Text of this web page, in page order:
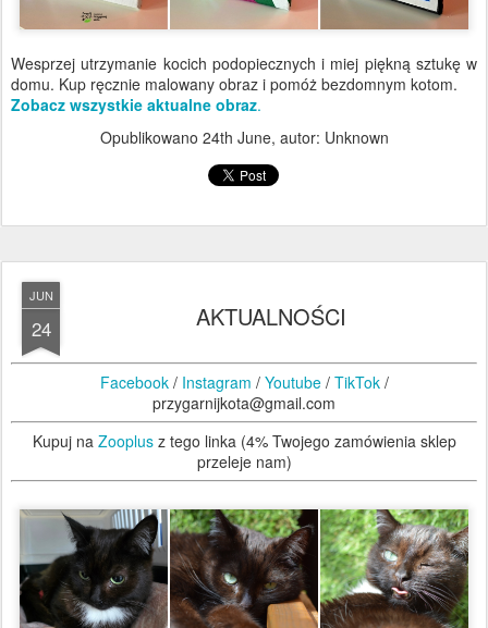
Wesprzej utrzymanie kocich podopiecznych i miej piękną sztukę w
domu. Kup ręcznie malowany obraz i pomóż bezdomnym kotom.
Zobacz wszystkie aktualne obraz.
Opublikowano 24th June, autor: Unknown
JUN
24 AKTUALNOŚCI
Facebook/ Instagram / Youtube/ TikTok/
przygarnijkota@gmail.com
Kupuj na Zooplusz tego linka (4% Twojego zamówienia sklep
przeleje nam)